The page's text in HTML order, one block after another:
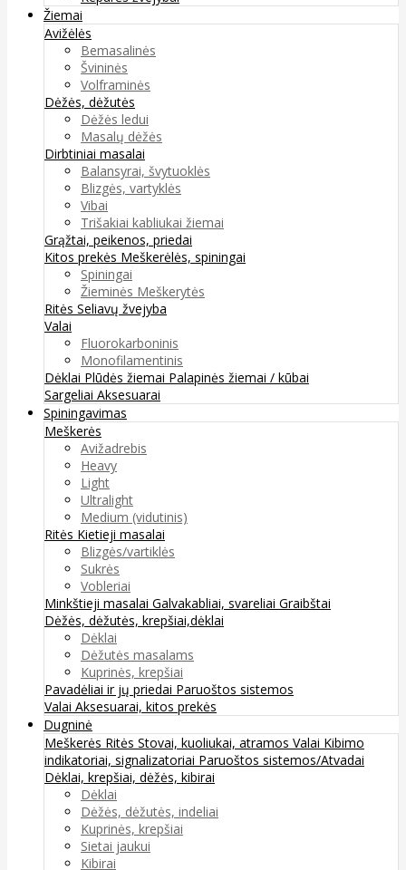
Žiemai
Avižėlės
Bemasalinės
Švininės
Volframinės
Dėžės, dėžutės
Dėžės ledui
Masalų dėžės
Dirbtiniai masalai
Balansyrai, švytuoklės
Blizgės, vartyklės
Vibai
Trišakiai kabliukai žiemai
Grąžtai, peikenos, priedai
Kitos prekės Meškerėlės, spiningai
Spiningai
Žieminės Meškerytės
Ritės Seliavų žvejyba
Valai
Fluorokarboninis
Monofilamentinis
Dėklai Plūdės žiemai Palapinės žiemai / kūbai
Sargeliai Aksesuarai
Spiningavimas
Meškerės
Avižadrebis
Heavy
Light
Ultralight
Medium (vidutinis)
Ritės Kietieji masalai
Blizgės/vartiklės
Sukrės
Vobleriai
Minkštieji masalai Galvakabliai, svareliai Graibštai
Dėžės, dėžutės, krepšiai,dėklai
Dėklai
Dėžutės masalams
Kuprinės, krepšiai
Pavadėliai ir jų priedai Paruoštos sistemos
Valai Aksesuarai, kitos prekės
Dugninė
Meškerės Ritės Stovai, kuoliukai, atramos Valai Kibimo
indikatoriai, signalizatoriai Paruoštos sistemos/Atvadai
Dėklai, krepšiai, dėžės, kibirai
Dėklai
Dėžės, dėžutės, indeliai
Kuprinės, krepšiai
Sietai jaukui
Kibirai